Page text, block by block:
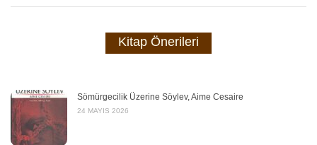
Kitap Önerileri
Sömürgecilik Üzerine Söylev, Aime Cesaire
24 MAYIS 2026